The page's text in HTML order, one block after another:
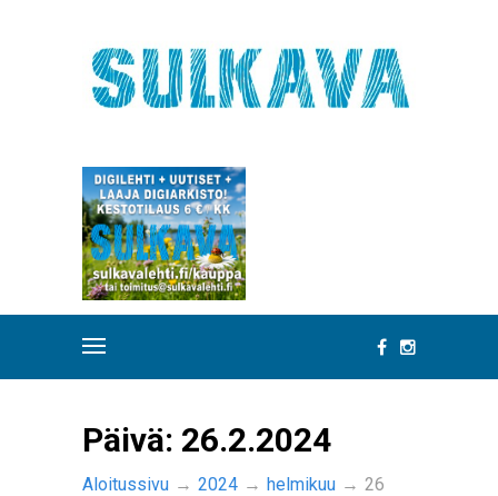
Päivä: 26.2.2024
Aloitussivu → 2024 → helmikuu → 26